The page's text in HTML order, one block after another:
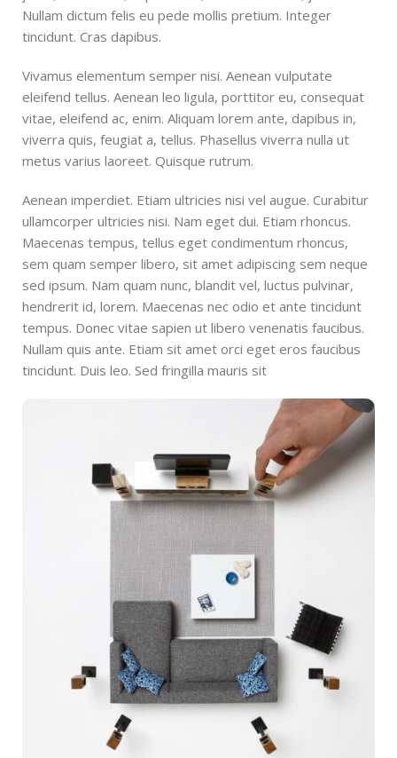
Nullam dictum felis eu pede mollis pretium. Integer
tincidunt. Cras dapibus.
Vivamus elementum semper nisi. Aenean vulputate
eleifend tellus. Aenean leo ligula, porttitor eu, consequat
vitae, eleifend ac, enim. Aliquam lorem ante, dapibus in,
viverra quis, feugiat a, tellus. Phasellus viverra nulla ut
metus varius laoreet. Quisque rutrum.
Aenean imperdiet. Etiam ultricies nisi vel augue. Curabitur
ullamcorper ultricies nisi. Nam eget dui. Etiam rhoncus.
Maecenas tempus, tellus eget condimentum rhoncus,
sem quam semper libero, sit amet adipiscing sem neque
sed ipsum. Nam quam nunc, blandit vel, luctus pulvinar,
hendrerit id, lorem. Maecenas nec odio et ante tincidunt
tempus. Donec vitae sapien ut libero venenatis faucibus.
Nullam quis ante. Etiam sit amet orci eget eros faucibus
tincidunt. Duis leo. Sed fringilla mauris sit